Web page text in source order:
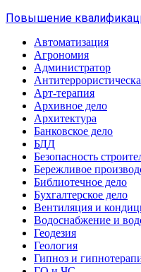
Повышение
Автоматизация
Агрономия
Администратор
Арт-терапия
Архивное дело
Архитектура
Банковское дело
БДД
Безопасность
Бережливое
Библиотечное дело
Бухгалтерское дело
Вентиляция и
Водоснабжение и
Геодезия
Геология
Гипноз и